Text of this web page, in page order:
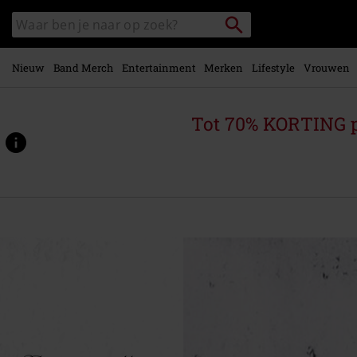
naar
hoofdinhoud
Zoek
in
catalogus
Packstation
zoeken
Nieuw Band Merch Entertainment Merken Lifestyle Vrouwen
Tot 70% KORTING